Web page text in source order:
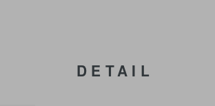
DETAIL